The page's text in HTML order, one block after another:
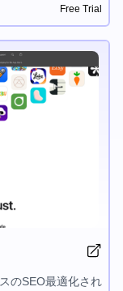
。Travexは休暇の
に集中できるよう
Free Trial
のSEO最適化され